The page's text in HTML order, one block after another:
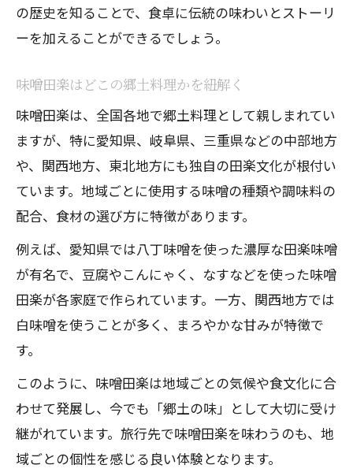
味噌田楽味噌の調合で引き出す旨味とは
みりんや砂糖で調整する田楽味噌の工夫
家庭で作る田楽味噌の基本レシピを解説
豆腐やこんにゃくで広がる田楽アレンジ
豆腐田楽とこんにゃく田楽の楽しみ方
なすや大根を使った田楽アレンジレシピ
田楽味噌で広がる食材のバリエーション
味噌田楽こんにゃくの食感を活かす工夫
家庭で味わう豆腐の田楽味噌レシピ紹介
味噌おでんと田楽の違いを徹底解説
味噌田楽と味噌おでんの明確な違いとは
田楽料理と味噌おでんの歴史的背景を解
説
家庭で試せる味噌おでんと田楽の食べ比
べ
の歴史を知ることで、食卓に伝統の味わいとストーリ
ーを加えることができるでしょう。
味噌田楽はどこの郷土料理かを紐解く
味噌田楽は、全国各地で郷土料理として親しまれてい
ますが、特に愛知県、岐阜県、三重県などの中部地方
や、関西地方、東北地方にも独自の田楽文化が根付い
ています。地域ごとに使用する味噌の種類や調味料の
配合、食材の選び方に特徴があります。
例えば、愛知県では八丁味噌を使った濃厚な田楽味噌
が有名で、豆腐やこんにゃく、なすなどを使った味噌
田楽が各家庭で作られています。一方、関西地方では
白味噌を使うことが多く、まろやかな甘みが特徴で
す。
このように、味噌田楽は地域ごとの気候や食文化に合
わせて発展し、今でも「郷土の味」として大切に受け
継がれています。旅行先で味噌田楽を味わうのも、地
域ごとの個性を感じる良い体験となります。